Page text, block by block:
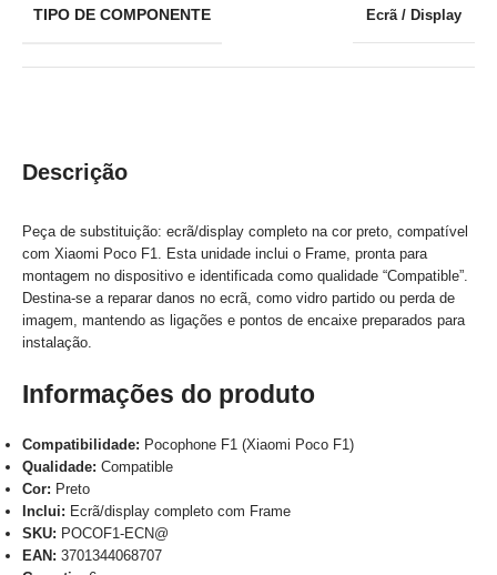
Descrição
Peça de substituição: ecrã/display completo na cor preto, compatível
com Xiaomi Poco F1. Esta unidade inclui o Frame, pronta para
montagem no dispositivo e identificada como qualidade “Compatible”.
Destina-se a reparar danos no ecrã, como vidro partido ou perda de
imagem, mantendo as ligações e pontos de encaixe preparados para
instalação.
Informações do produto
Compatibilidade: Pocophone F1 (Xiaomi Poco F1)
Qualidade: Compatible
Cor: Preto
Inclui: Ecrã/display completo com Frame
SKU: POCOF1-ECN@
EAN: 3701344068707
TIPO DE COMPONENTE Ecrã / Display